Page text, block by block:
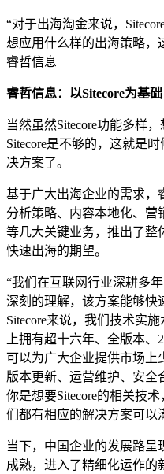
“对于出海淘金来说，
想应用什么样的出海策略
睿哲信息
睿哲信息：以Sitecore为基
当然虽然Sitecore功能多样
Sitecore是不够的，这就是
决方案了。
基于广大出海企业的需求，
分析策略、内容本地化、营
等几大关键业务，推出了整
快速出海的期望。
“我们在互联网行业深耕多
深刻的理解，该方案能够快
Sitecore来说，我们技术实
上拥有超十六年、全版本、
可以为广大企业提供市场上
版本更新、运营维护、安全
你是想要Sitecore的相关技
们都有相应的解决方案可
当下，中国企业的发展路呈
成熟，进入了精细化运作的